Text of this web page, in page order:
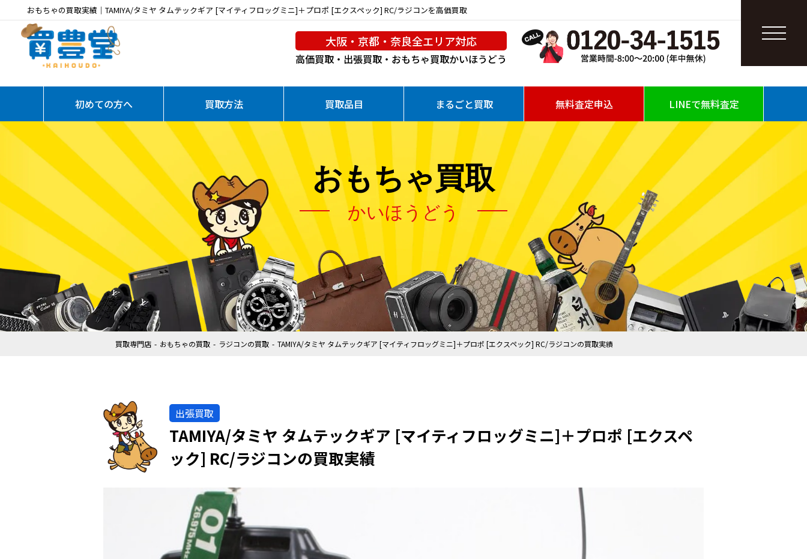
おもちゃの買取実績｜TAMIYA/タミヤ タムテックギア [マイティフロッグミニ]＋プロポ [エクスペック] RC/ラジコンを高価買取
大阪・京都・奈良全エリア対応
高価買取・出張買取・おもちゃ買取かいほうどう
初めての方へ 買取方法 買取品目 まるごと買取 無料査定申込 LINEで無料査定
おもちゃ買取
かいほうどう
買取専門店 おもちゃの買取 ラジコンの買取 TAMIYA/タミヤ タムテックギア [マイティフロッグミニ]＋プロポ [エクスペック] RC/ラジコンの買取実績
出張買取
TAMIYA/タミヤ タムテックギア [マイティフロッグミニ]＋プロポ [エクスペ
ック] RC/ラジコンの買取実績